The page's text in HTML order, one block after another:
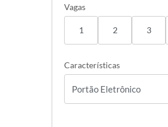
Vagas
1 2 3
Características